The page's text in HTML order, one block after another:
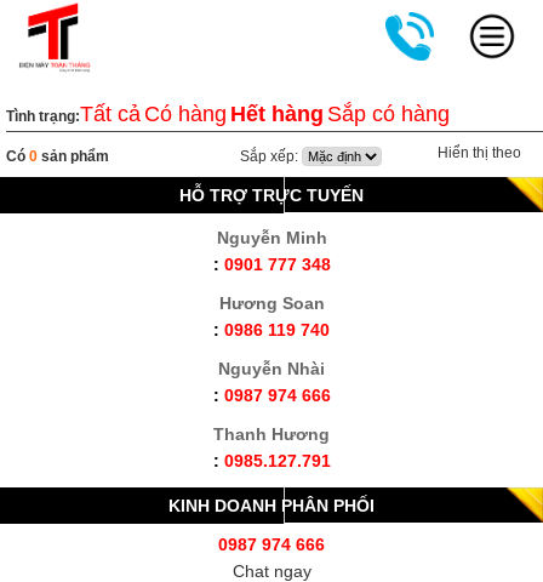
Tình trạng:Tất cả Có hàng Hết hàng Sắp có hàng
Có 0 sản phẩm Sắp xếp: Hiển thị theo
HỖ TRỢ TRỰC TUYẾN
Nguyễn Minh
: 0901 777 348
Hương Soan
: 0986 119 740
Nguyễn Nhài
: 0987 974 666
Thanh Hương
: 0985.127.791
KINH DOANH PHÂN PHỐI
0987 974 666
Chat ngay